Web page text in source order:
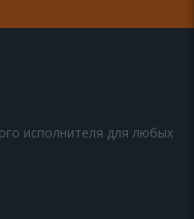
исполнителя для любых